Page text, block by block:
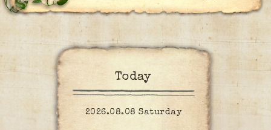
Today
2026.08.08 Saturday